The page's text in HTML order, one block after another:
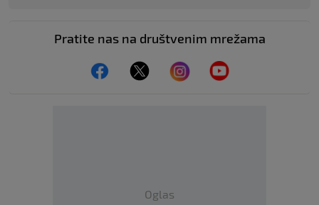
Pratite nas na društvenim mrežama
Oglas